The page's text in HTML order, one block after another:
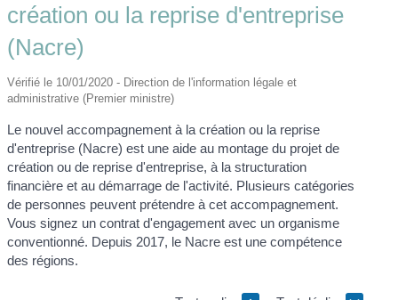
création ou la reprise d'entreprise
(Nacre)
Vérifié le 10/01/2020 - Direction de l'information légale et
administrative (Premier ministre)
Le nouvel accompagnement à la création ou la reprise
d'entreprise (Nacre) est une aide au montage du projet de
création ou de reprise d'entreprise, à la structuration
financière et au démarrage de l'activité. Plusieurs catégories
de personnes peuvent prétendre à cet accompagnement.
Vous signez un contrat d'engagement avec un organisme
conventionné. Depuis 2017, le Nacre est une compétence
des régions.